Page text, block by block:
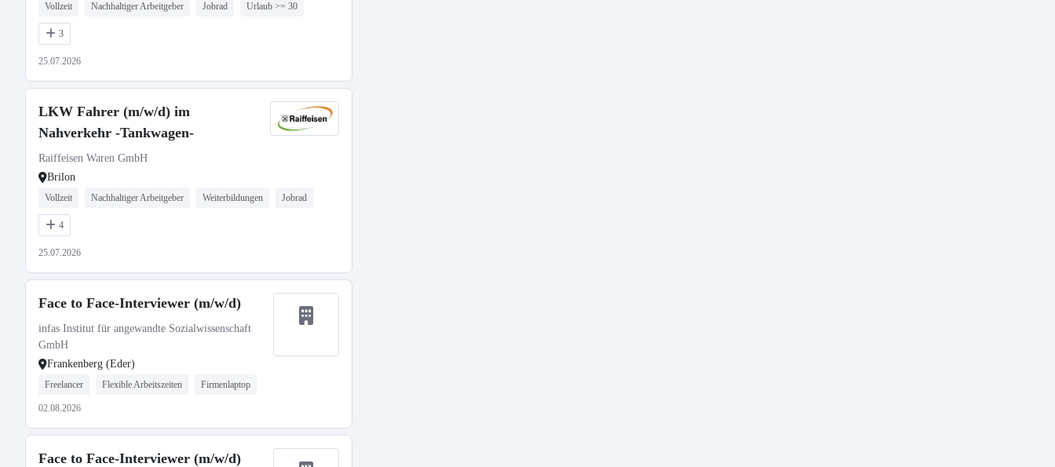
Vollzeit Nachhaltiger Arbeitgeber Jobrad Urlaub >= 30
3
25.07.2026
LKW Fahrer (m/w/d) im
Nahverkehr -Tankwagen-
Raiffeisen Waren GmbH
Brilon
Vollzeit Nachhaltiger Arbeitgeber Weiterbildungen Jobrad
4
25.07.2026
Face to Face-Interviewer (m/w/d)
infas Institut für angewandte Sozialwissenschaft
GmbH
Frankenberg (Eder)
Freelancer Flexible Arbeitszeiten Firmenlaptop
02.08.2026
Face to Face-Interviewer (m/w/d)